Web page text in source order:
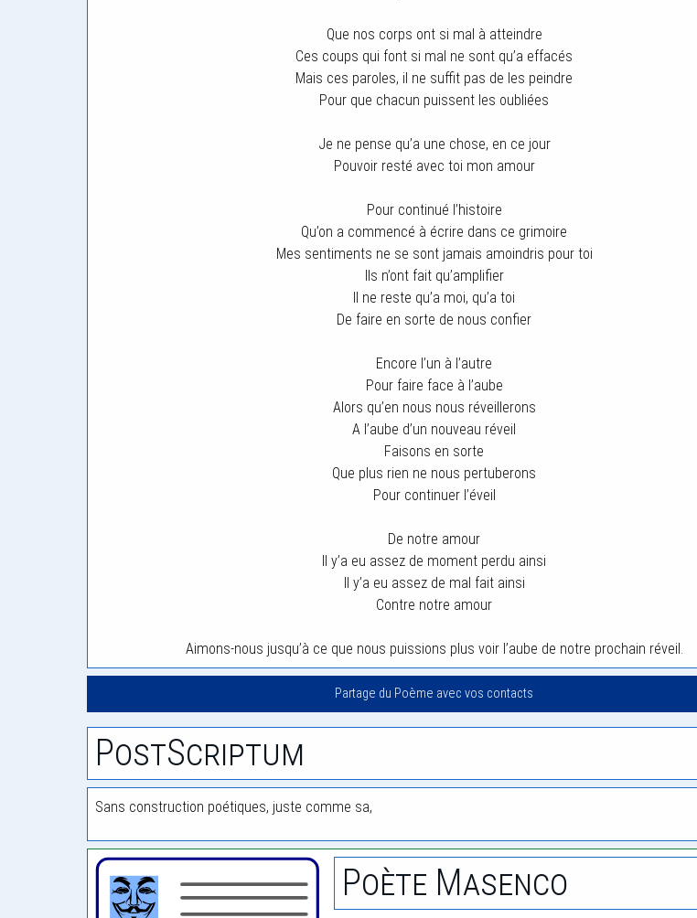
Que nos corps ont si mal à atteindre
Ces coups qui font si mal ne sont qu’a effacés
Mais ces paroles, il ne suffit pas de les peindre
Pour que chacun puissent les oubliées
Je ne pense qu’a une chose, en ce jour
Pouvoir resté avec toi mon amour
Pour continué l’histoire
Qu’on a commencé à écrire dans ce grimoire
Mes sentiments ne se sont jamais amoindris pour toi
Ils n’ont fait qu’amplifier
Il ne reste qu’a moi, qu’a toi
De faire en sorte de nous confier
Encore l’un à l’autre
Pour faire face à l’aube
Alors qu’en nous nous réveillerons
A l’aube d’un nouveau réveil
Faisons en sorte
Que plus rien ne nous pertuberons
Pour continuer l’éveil
De notre amour
Il y’a eu assez de moment perdu ainsi
Il y’a eu assez de mal fait ainsi
Contre notre amour
Aimons-nous jusqu’à ce que nous puissions plus voir l’aube de notre prochain réveil.
Partage du Poème avec vos contacts
PostScriptum
Sans construction poétiques, juste comme sa,
Poète Masenco